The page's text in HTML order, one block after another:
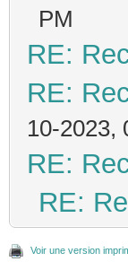
PM
RE:
RE:
10-2023,
RE:
RE:
Voir une version